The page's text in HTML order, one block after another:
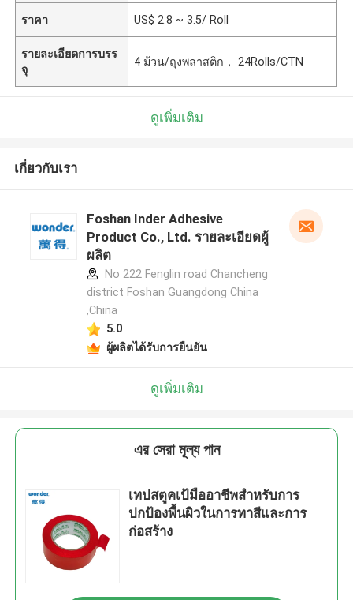
ราคา US$ 2.8 ~ 3.5/ Roll
รายละเอียดการบรร
จุ
4 ม้วน/ถุงพลาสติก， 24Rolls/CTN
ดูเพิ่มเติม
เกี่ยวกับเรา
Foshan Inder Adhesive
Product Co., Ltd. รายละเอียดผู้
ผลิต
No 222 Fenglin road Chancheng
district Foshan Guangdong China
,China
5.0
ผู้ผลิตได้รับการยืนยัน
ดูเพิ่มเติม
এর সেরা মূল্য পান
เทปสตูคเป้มืออาชีพสําหรับการ
ปกป้องพื้นผิวในการทาสีและการ
ก่อสร้าง